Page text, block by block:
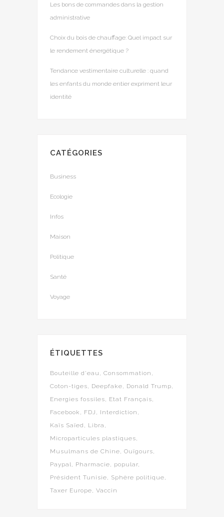
Les bons de commandes dans la gestion
administrative
Choix du bois de chauffage: Quel impact sur
le rendement énergétique ?
Tendance vestimentaire culturelle : quand
les enfants du monde entier expriment leur
identité
CATÉGORIES
Business
Ecologie
Infos
Maison
Politique
Santé
Voyage
ÉTIQUETTES
Bouteille d'eau
Consommation
Coton-tiges
Deepfake
Donald Trump
Energies fossiles
Etat Français
Facebook
FDJ
Interdiction
Kaïs Saïed
Libra
Microparticules plastiques
Musulmans de Chine
Ouïgours
Paypal
Pharmacie
popular
Président Tunisie
Sphère politique
Taxer Europe
Vaccin